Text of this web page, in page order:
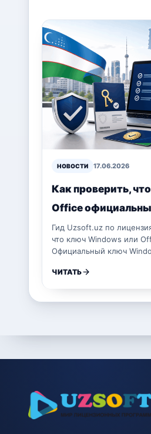
НОВОСТИ 17.06.2026
Как проверить,
Office
Гид Uzsoft.uz по
что ключ Windows или
Официальный ключ
ЧИТАТЬ